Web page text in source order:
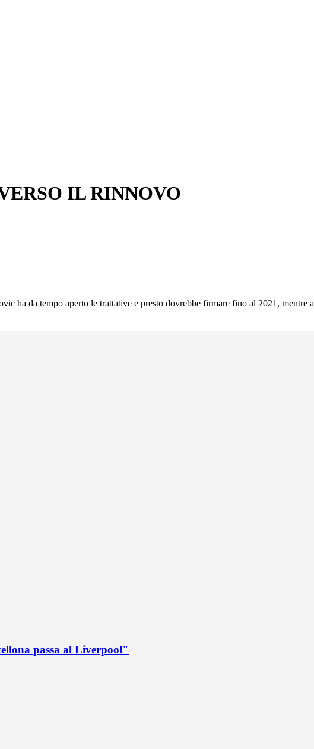
IL RINNOVO
ha da tempo aperto le trattative e presto dovrebbe firmare fino al 2021, mentre
passa al Liverpool"